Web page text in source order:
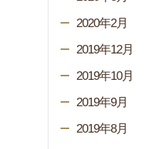
2020年2月
2019年12月
2019年10月
2019年9月
2019年8月